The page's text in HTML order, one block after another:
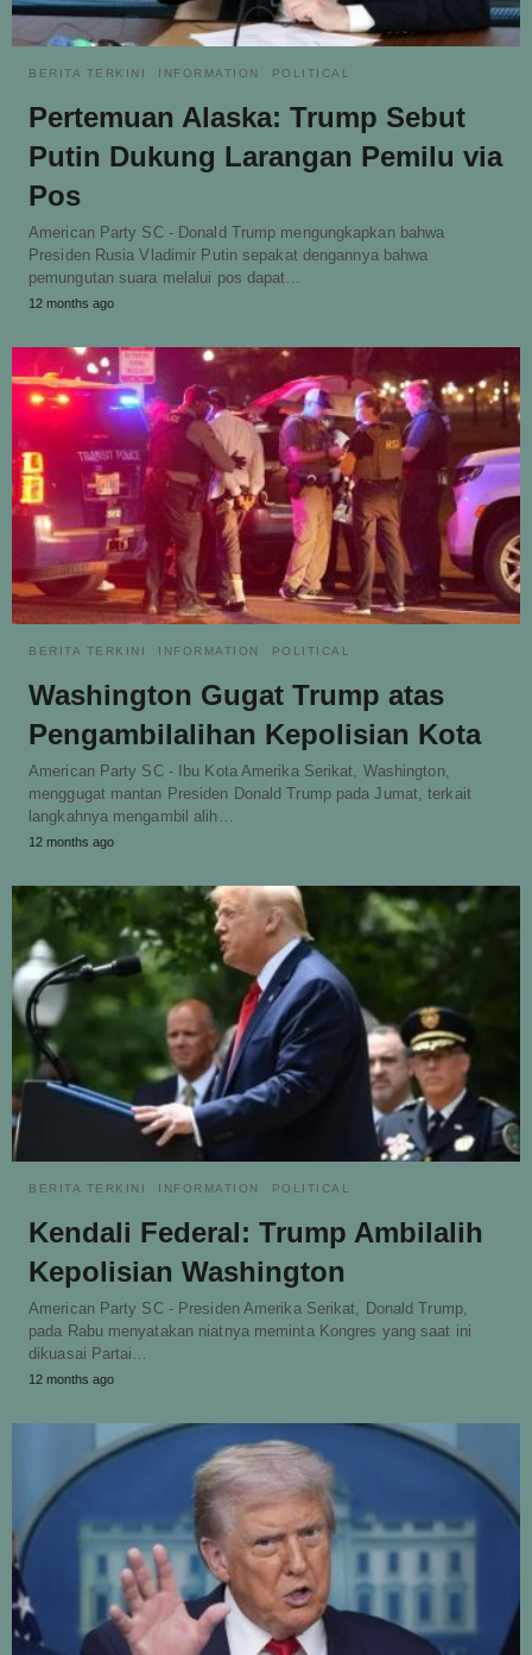
BERITA TERKINI INFORMATION POLITICAL
Pertemuan Alaska: Trump Sebut
Putin Dukung Larangan Pemilu via
Pos
American Party SC - Donald Trump mengungkapkan bahwa
Presiden Rusia Vladimir Putin sepakat dengannya bahwa
pemungutan suara melalui pos dapat…
12 months ago
BERITA TERKINI INFORMATION POLITICAL
Washington Gugat Trump atas
Pengambilalihan Kepolisian Kota
American Party SC - Ibu Kota Amerika Serikat, Washington,
menggugat mantan Presiden Donald Trump pada Jumat, terkait
langkahnya mengambil alih…
12 months ago
BERITA TERKINI INFORMATION POLITICAL
Kendali Federal: Trump Ambilalih
Kepolisian Washington
American Party SC - Presiden Amerika Serikat, Donald Trump,
pada Rabu menyatakan niatnya meminta Kongres yang saat ini
dikuasai Partai…
12 months ago